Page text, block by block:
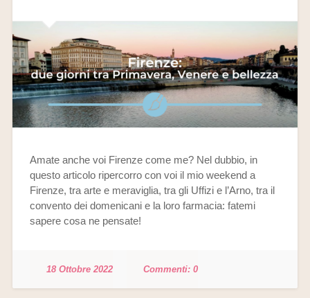
Amate anche voi Firenze come me? Nel dubbio, in
questo articolo ripercorro con voi il mio weekend a
Firenze, tra arte e meraviglia, tra gli Uffizi e l’Arno, tra il
convento dei domenicani e la loro farmacia: fatemi
sapere cosa ne pensate!
18 Ottobre 2022 0